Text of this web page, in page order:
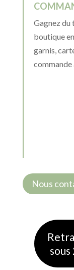
Gagnez du
boutique
garnis,
Nous